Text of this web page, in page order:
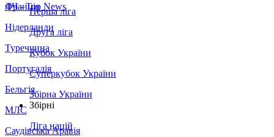
Франція
Нідерланди
Туреччина
Португалія
Бельгія
МЛС
Саудівська Аравія
ЛЧ - Top News
Перша ліга
Друга ліга
Кубок України
Суперкубок України
Збірна України
Збірні
Ліга націй